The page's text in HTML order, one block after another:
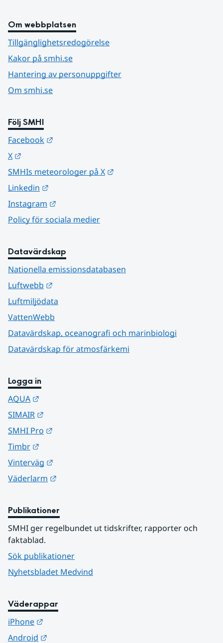
Om webbplatsen
Tillgänglighetsredogörelse
Kakor på smhi.se
Hantering av personuppgifter
Om smhi.se
Följ SMHI
Facebook
X
SMHIs meteorologer på X
Linkedin
Instagram
Policy för sociala medier
Datavärdskap
Nationella emissionsdatabasen
Luftwebb
Luftmiljödata
VattenWebb
Datavärdskap, oceanografi och marinbiologi
Datavärdskap för atmosfärkemi
Logga in
AQUA
SIMAIR
SMHI Pro
Timbr
Vinterväg
Väderlarm
Publikationer
SMHI ger regelbundet ut tidskrifter, rapporter och
faktablad.
Sök publikationer
Nyhetsbladet Medvind
Väderappar
iPhone
Android